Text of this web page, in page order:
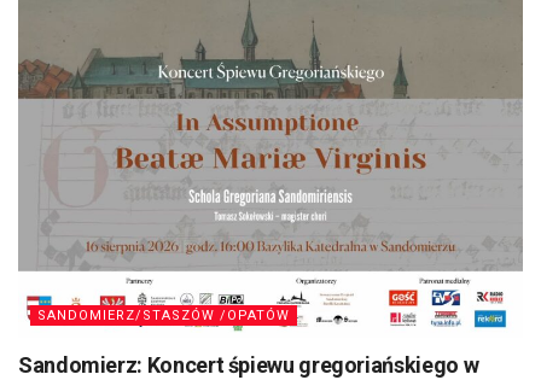
SANDOMIERZ/STASZÓW /OPATÓW
Sandomierz: Koncert śpiewu gregoriańskiego w